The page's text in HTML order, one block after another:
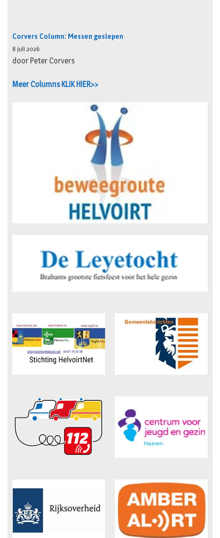
Corvers Column: Messen geslepen
8 juli 2026
door Peter Corvers
Meer Columns KLIK HIER>>